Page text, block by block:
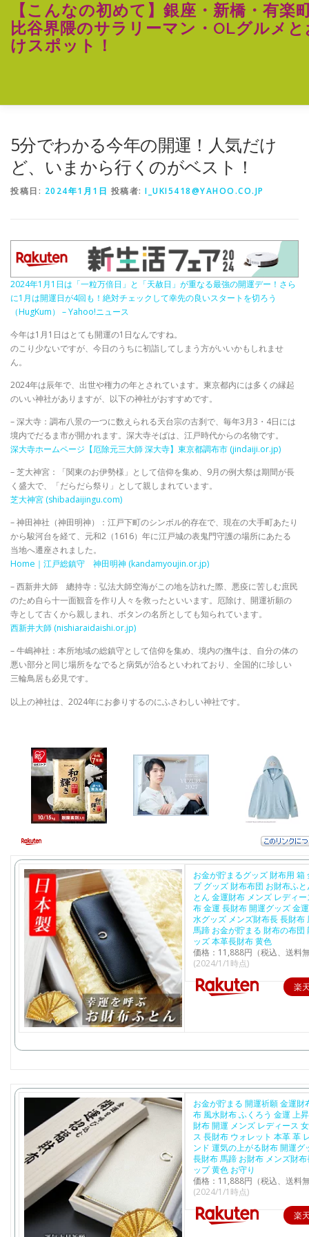
キ
【こんなの初めて】銀座・新橋・有楽
比谷界隈のサラリーマン・OLグルメ
けスポット！
5分でわかる今年の開運！人気だけ
ど、いまから行くのがベスト！
投稿日: 2024年1月1日 投稿者: I_UKI5418@YAHOO.CO.JP
2024年1月1日は「一粒万倍日」と「天赦日」が重なる最強の開運デー！さら
に1月は開運日が4回も！絶対チェックして幸先の良いスタートを切ろう
（HugKum） – Yahoo!ニュース
今年は1月1日はとても開運の1日なんですね。
のこり少ないですが、今日のうちに初詣してしまう方がいいかもしれませ
ん。
2024年は辰年で、出世や権力の年とされています。東京都内には多くの縁起
のいい神社がありますが、以下の神社がおすすめです。
– 深大寺：調布八景の一つに数えられる天台宗の古刹で、毎年3月3・4日には
境内でだるま市が開かれます。深大寺そばは、江戸時代からの名物です。
深大寺ホームページ【厄除元三大師 深大寺】東京都調布市 (jindaiji.or.jp)
– 芝大神宮：「関東のお伊勢様」として信仰を集め、9月の例大祭は期間が長
く盛大で、「だらだら祭り」として親しまれています。
芝大神宮 (shibadaijingu.com)
– 神田神社（神田明神）：江戸下町のシンボル的存在で、現在の大手町あたり
から駿河台を経て、元和2（1616）年に江戸城の表鬼門守護の場所にあたる
当地へ遷座されました。
Home｜江戸総鎮守 神田明神 (kandamyoujin.or.jp)
– 西新井大師 總持寺：弘法大師空海がこの地を訪れた際、悪疫に苦しむ庶民
のため自ら十一面観音を作り人々を救ったといいます。厄除け、開運祈願の
寺として古くから親しまれ、ボタンの名所としても知られています。
西新井大師 (nishiaraidaishi.or.jp)
– 牛嶋神社：本所地域の総鎮守として信仰を集め、境内の撫牛は、自分の体の
悪い部分と同じ場所をなでると病気が治るといわれており、全国的に珍しい
三輪鳥居も必見です。
以上の神社は、2024年にお参りするのにふさわしい神社です。
お金が貯まるグッズ 財布用 箱
プ グッズ 財布布団 お財布ふ
とん 金運財布 メンズ レディ
布 金運 長財布 開運グッズ 金
水グッズ メンズ財布長 長財布
馬蹄 お金が貯まる 財布の布団
ッズ 本革長財布 黄色
価格：11,888円（税込、送料
(2024/1/1時点)
楽
お金が貯まる 開運祈願 金運財
布 風水財布 ふくろう 金運 上
財布 開運 メンズ レディース
ス 長財布 ウォレット 本革 革
ンド 運気の上がる財布 開運グ
長財布 馬蹄 お財布 メンズ財
ップ 黄色 お守り
価格：11,888円（税込、送料
(2024/1/1時点)
楽